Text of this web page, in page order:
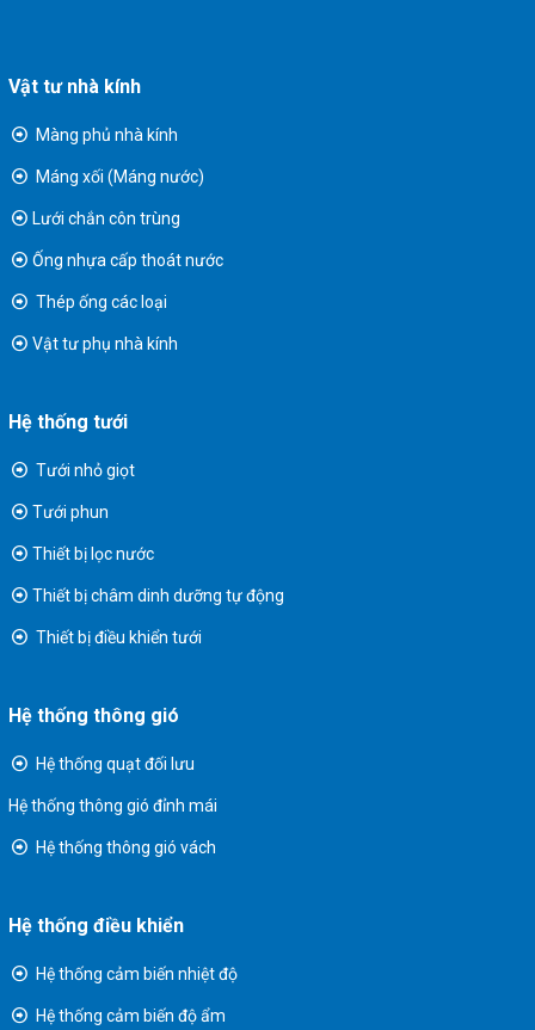
Vật tư nhà kính
Màng phủ nhà kính
Máng xối (Máng nước)
Lưới chắn côn trùng
Ống nhựa cấp thoát nước
Thép ống các loại
Vật tư phụ nhà kính
Hệ thống tưới
Tưới nhỏ giọt
Tưới phun
Thiết bị lọc nước
Thiết bị châm dinh dưỡng tự động
Thiết bị điều khiển tưới
Hệ thống thông gió
Hệ thống quạt đối lưu
Hệ thống thông gió đỉnh mái
Hệ thống thông gió vách
Hệ thống điều khiển
Hệ thống cảm biến nhiệt độ
Hệ thống cảm biến độ ẩm